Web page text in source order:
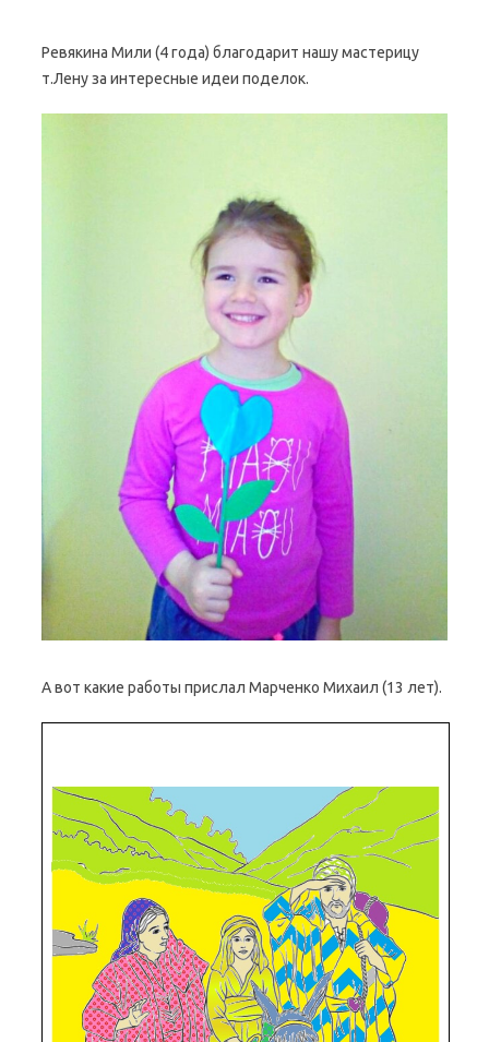
Ревякина Мили (4 года) благодарит нашу мастерицу
т.Лену за интересные идеи поделок.
А вот какие работы прислал Марченко Михаил (13 лет).